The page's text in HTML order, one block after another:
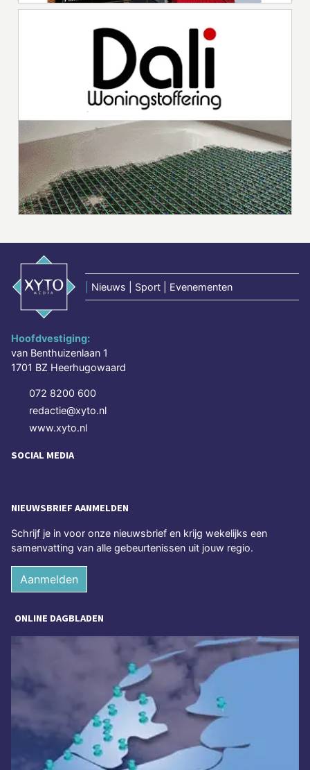
Nieuws | Sport | Evenementen
Hoofdvestiging:
van Benthuizenlaan 1
1701 BZ Heerhugowaard
072 8200 600
redactie@xyto.nl
www.xyto.nl
SOCIAL MEDIA
NIEUWSBRIEF AANMELDEN
Schrijf je in voor onze nieuwsbrief en krijg wekelijks een
samenvatting van alle gebeurtenissen uit jouw regio.
Aanmelden
ONLINE DAGBLADEN